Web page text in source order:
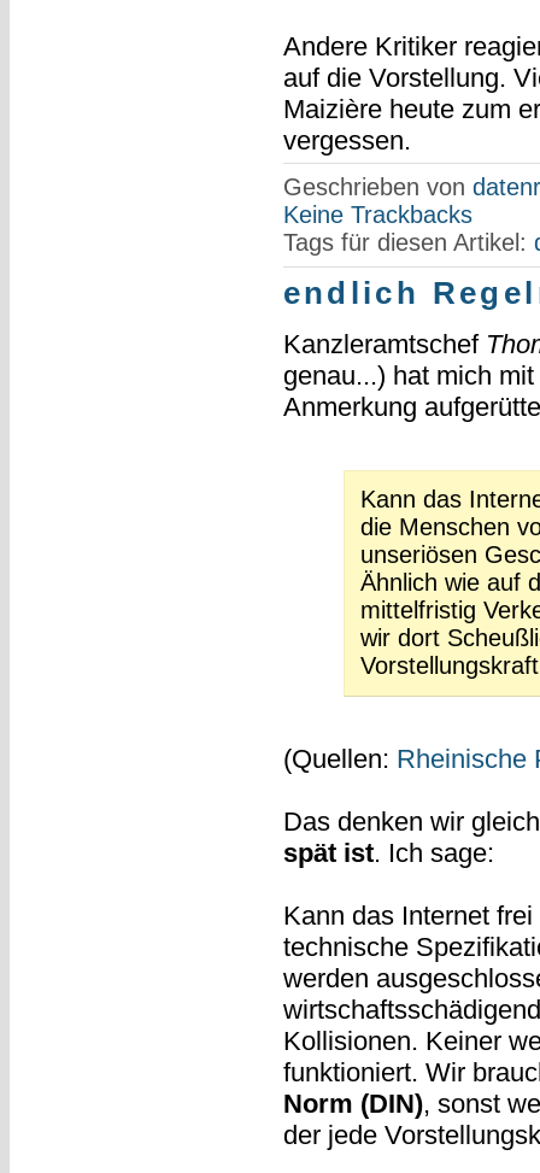
Andere Kritiker
auf die Vorstellung.
Maizière heute zum
vergessen.
Geschrieben von
Keine Trackbacks
Tags für diesen Artikel:
endlich
Kanzleramtschef
genau...) hat mich
Anmerkung
Kann das
die Menschen
unseriösen
Ähnlich wie auf
mittelfristig
wir dort
(Quellen: Rheinische
Das denken wir
spät ist. Ich sage:
Kann das Internet
technische
werden
Kollisionen. Keiner
funktioniert. Wir
Norm (DIN), sonst
der jede